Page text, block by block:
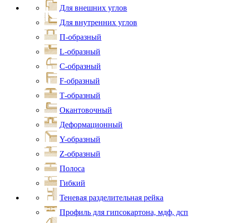
Для внешних углов
Для внутренних углов
П-образный
L-образный
С-образный
F-образный
Т-образный
Окантовочный
Деформационный
Y-образный
Z-образный
Полоса
Гибкий
Теневая разделительная рейка
Профиль для гипсокартона, мдф, дсп